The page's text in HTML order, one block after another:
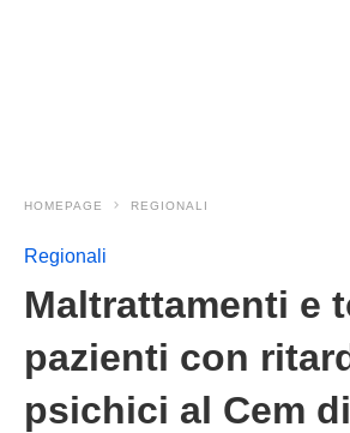
HOMEPAGE REGIONALI
Regionali
Maltrattamenti e
pazienti con
psichici al Cem